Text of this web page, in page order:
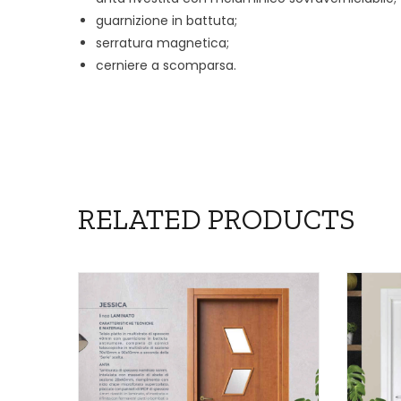
guarnizione in battuta;
serratura magnetica;
cerniere a scomparsa.
RELATED PRODUCTS